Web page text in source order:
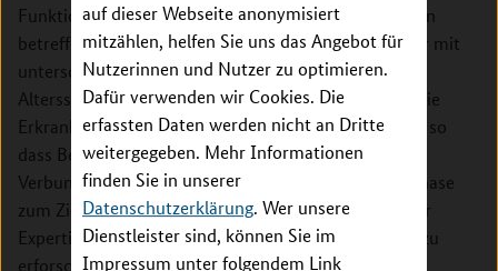
auf dieser Webseite anonymisiert
mitzählen, helfen Sie uns das Angebot für
Nutzerinnen und Nutzer zu optimieren.
Dafür verwenden wir Cookies. Die
erfassten Daten werden nicht an Dritte
weitergegeben. Mehr Informationen
finden Sie in unserer
Datenschutzerklärung. Wer unsere
Dienstleister sind, können Sie im
Impressum unter folgendem Link
Funktion der Nieren zugrunde liegt. Die Erkrankungen
betreffen oft verschiedene Organe und können daher mit
unterschiedlichen Symptomen in verschiedenen
Altersstufen auftreten. Im schlimmsten Fall führen die
Erkrankungen bereits früh zu einem Nierenversagen, so
dass Betroffene auf die Dialyse angewiesen sind. Der
Verbund NEOCYST hat daher in der dritten Förderphase
zum Ziel, durch die Zusammenführung verschiedener
Expertisen die Grundlagen der Erkrankungen weiter zu
erforschen, die Diagnose zu verbessern sowie neue